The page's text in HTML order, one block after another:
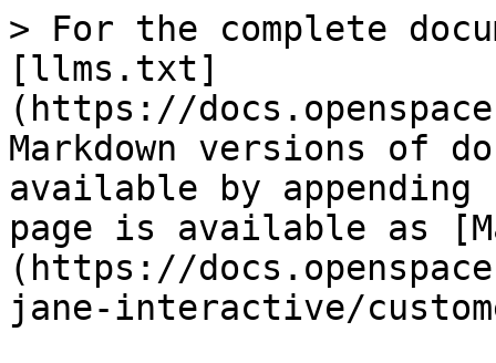
> For the complete
[llms.txt]
(https://
Markdown versions of
available by
page is available as
(https://
jane-interactive/